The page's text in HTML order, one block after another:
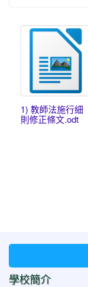
1) 教師法施行細
則修正條文.odt
學校簡介